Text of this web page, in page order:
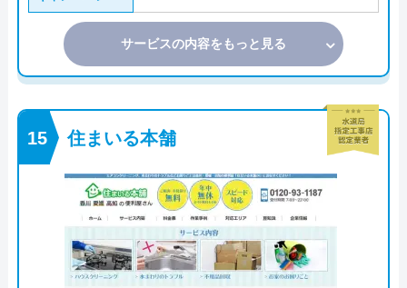
サービスの内容をもっと見る
住まいる本舗